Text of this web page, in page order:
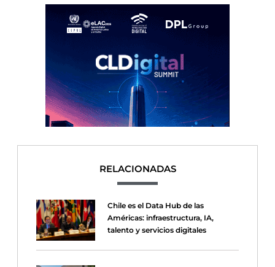
RELACIONADAS
Chile es el Data Hub de las
Américas: infraestructura, IA,
talento y servicios digitales